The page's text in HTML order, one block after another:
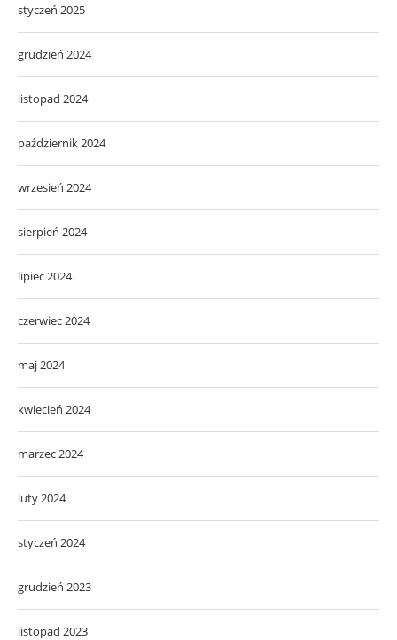
styczeń 2025
grudzień 2024
listopad 2024
październik 2024
wrzesień 2024
sierpień 2024
lipiec 2024
czerwiec 2024
maj 2024
kwiecień 2024
marzec 2024
luty 2024
styczeń 2024
grudzień 2023
listopad 2023